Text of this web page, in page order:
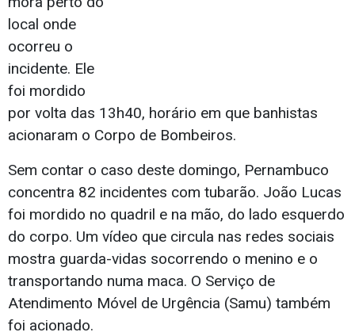
local onde
ocorreu o
incidente. Ele
foi mordido
por volta das 13h40, horário em que banhistas
acionaram o Corpo de Bombeiros.
Sem contar o caso deste domingo, Pernambuco
concentra 82 incidentes com tubarão. João Lucas
foi mordido no quadril e na mão, do lado esquerdo
do corpo. Um vídeo que circula nas redes sociais
mostra guarda-vidas socorrendo o menino e o
transportando numa maca. O Serviço de
Atendimento Móvel de Urgência (Samu) também
foi acionado.